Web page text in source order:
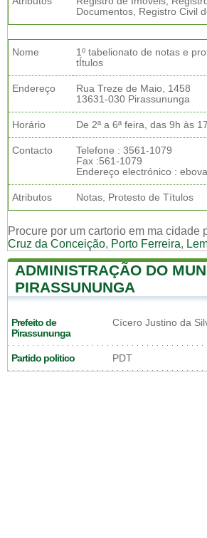
Documentos, Registro Civil
Nome
1º tabelionato de notas e
tÍtulos
Endereço
Rua Treze de Maio, 1458
13631-030 Pirassununga
Horário De 2ª a 6ª feira, das 9h às
Contacto
Telefone : 3561-1079
Fax :561-1079
Endereço electrónico :
Atributos Notas, Protesto de Títulos
Procure por um cartorio em ma cidade
Cruz da Conceição, Porto Ferreira,
ADMINISTRAÇÃO DO
PIRASSUNUNGA
Prefeito de
Pirassununga
Cícero Justino da
Partido politico PDT